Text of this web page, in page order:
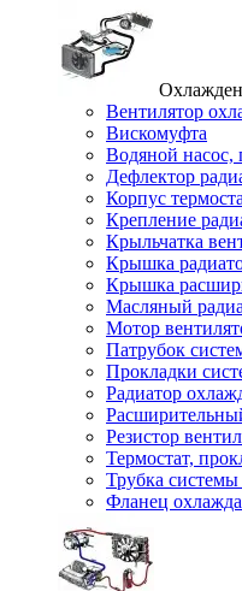
Вентилятор
Вискомуфта
Водяной насос,
Дефлектор
Корпус
Крепление
Крыльчатка
Крышка
Крышка
Масляный
Мотор
Патрубок
Прокладки
Радиатор
Резистор
Термостат,
Трубка
Фланец